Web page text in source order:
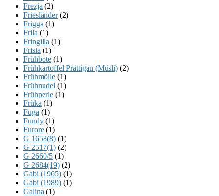
Frezja (2)
Friesländer(2)
Frigga (1)
Frila (1)
Fringilla (1)
Frisia (1)
Frühbote (1)
Frühkartoffel Prättigau (Müsli) (2)
Frühmölle (1)
Frühnudel (1)
Frühperle (1)
Früka (1)
Fuga (1)
Fundy (1)
Furore (1)
G 1658(8) (1)
G 2517(1) (2)
G 2660/5 (1)
G 2684(19) (2)
Gabi (1965) (1)
Gabi (1989) (1)
Galina (1)